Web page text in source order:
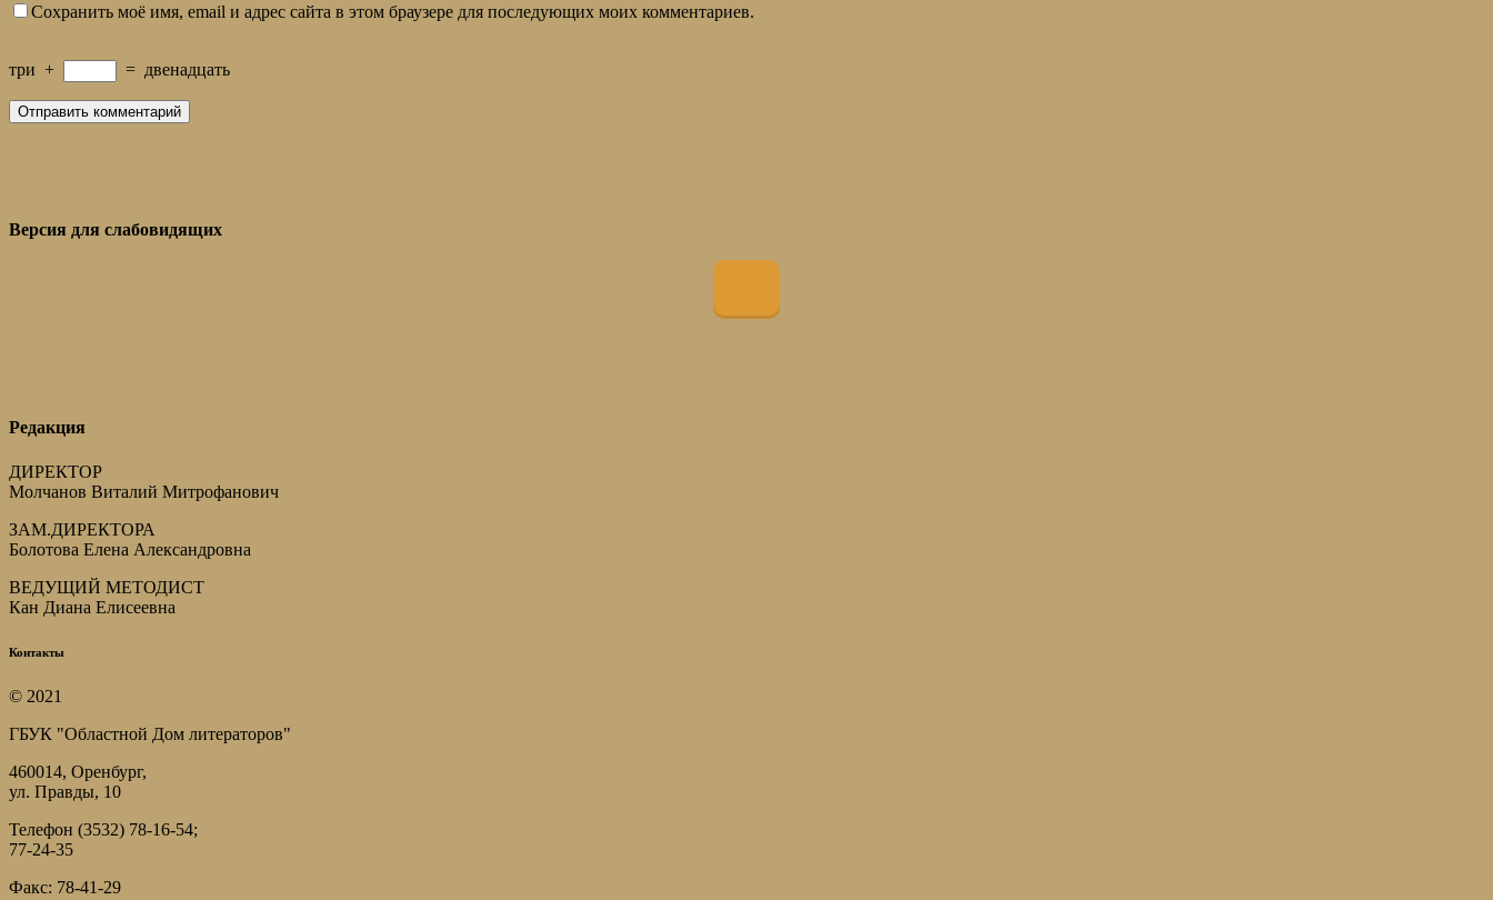
Сохранить моё имя, email и адрес сайта в этом браузере для последующих моих комментариев.
три + = двенадцать
Версия для слабовидящих
Редакция
ДИРЕКТОР
Молчанов Виталий Митрофанович
ЗАМ.ДИРЕКТОРА
Болотова Елена Александровна
ВЕДУЩИЙ МЕТОДИСТ
Кан Диана Елисеевна
Контакты
© 2021
ГБУК "Областной Дом литераторов"
460014, Оренбург,
ул. Правды, 10
Телефон (3532) 78-16-54;
77-24-35
Факс: 78-41-29